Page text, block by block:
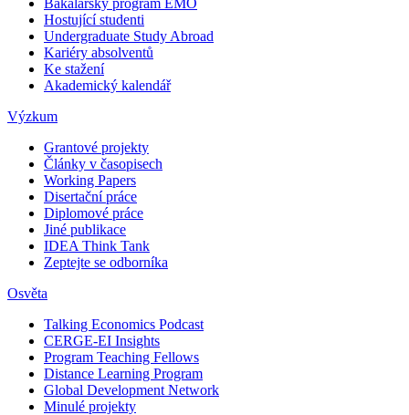
Bakalářský program EMO
Hostující studenti
Undergraduate Study Abroad
Kariéry absolventů
Ke stažení
Akademický kalendář
Výzkum
Grantové projekty
Články v časopisech
Working Papers
Disertační práce
Diplomové práce
Jiné publikace
IDEA Think Tank
Zeptejte se odborníka
Osvěta
Talking Economics Podcast
CERGE-EI Insights
Program Teaching Fellows
Distance Learning Program
Global Development Network
Minulé projekty